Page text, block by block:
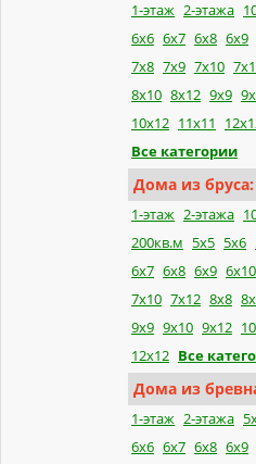
1-этаж 2-этажа
6x6 6x7 6x8 6x9
7x8 7x9 7x10
8x10 8x12 9x9
10x12 11x11
Все категории
Дома из бруса:
1-этаж 2-этажа
200кв.м 5x5 5x6
6x7 6x8 6x9 6x10
7x10 7x12 8x8
9x9 9x10 9x12
12x12 Все
Дома из
1-этаж 2-этажа
6x6 6x7 6x8 6x9